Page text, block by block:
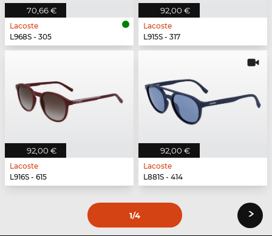
70,66 €
Lacoste
L968S - 305
92,00 €
Lacoste
L915S - 317
92,00 €
Lacoste
L916S - 615
92,00 €
Lacoste
L881S - 414
1/4 ›